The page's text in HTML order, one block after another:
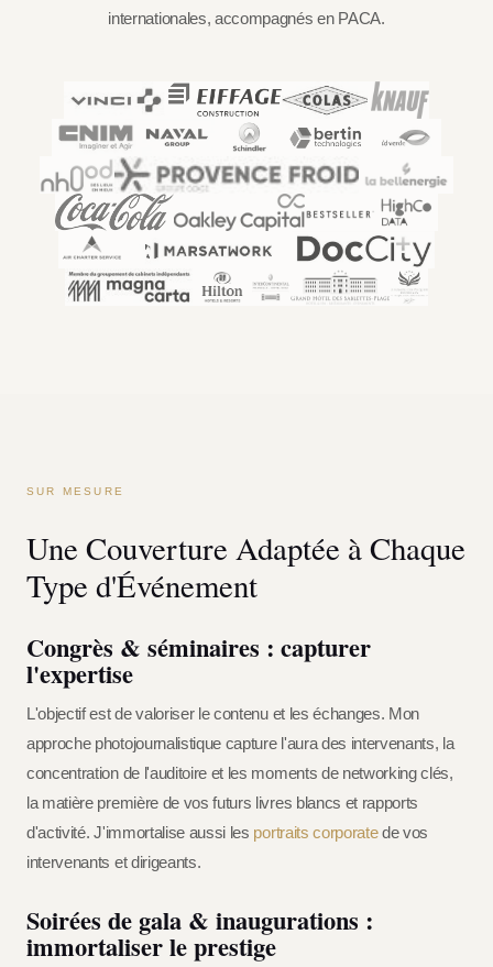
internationales, accompagnés en PACA.
SUR MESURE
Une Couverture Adaptée à Chaque
Type d'Événement
Congrès & séminaires : capturer
l'expertise
L'objectif est de valoriser le contenu et les échanges. Mon
approche photojournalistique capture l'aura des intervenants, la
concentration de l'auditoire et les moments de networking clés,
la matière première de vos futurs livres blancs et rapports
d'activité. J'immortalise aussi les portraits corporatede vos
intervenants et dirigeants.
Soirées de gala & inaugurations :
immortaliser le prestige